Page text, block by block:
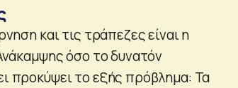
και τις τράπεζες είναι η
όσο το δυνατόν
προκύψει το εξής πρόβλημα: Τα